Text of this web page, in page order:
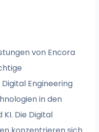
von Encora
Engineering
in den
Die Digital